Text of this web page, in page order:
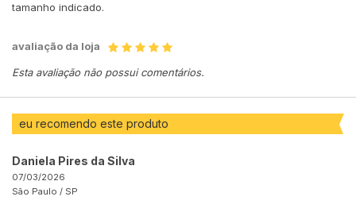
tamanho indicado.
avaliação da loja
Esta avaliação não possui comentários.
eu recomendo este produto
Daniela Pires da Silva
07/03/2026
São Paulo / SP